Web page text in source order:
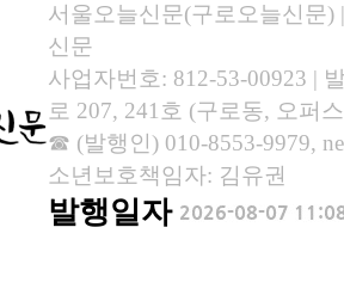
서울오늘신문(구로오늘신문)
신문
사업자번호: 812-53-00923 |
로 207, 241호 (구로동, 오퍼
☎ (발행인) 010-8553-9979,
소년보호책임자: 김유권
발행일자